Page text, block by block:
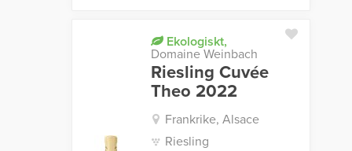
Ekologiskt,
Domaine Weinbach
Riesling Cuvée
Theo 2022
Frankrike, Alsace
Riesling